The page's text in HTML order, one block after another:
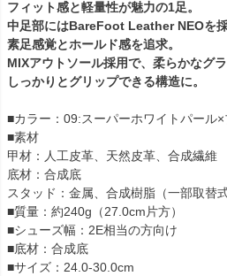
フィット感と軽量性が魅力の1足。
中足部にはBareFoot Leather NEOを採
素足感覚とホールド感を追求。
MIXアウトソール採用で、柔らかなグ
しっかりとグリップできる構造に。
■カラー：09:スーパーホワイトパール×
■素材
甲材：人工皮革、天然皮革、合成繊維
底材：合成底
スタッド：金属、合成樹脂（一部取替式
■質量：約240g（27.0cm片方）
■シューズ幅：2E相当の方向け
■底材：合成底
■サイズ：24.0-30.0cm